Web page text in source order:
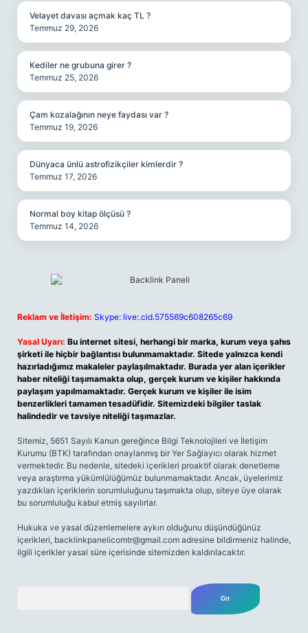
Velayet davası açmak kaç TL ?
Temmuz 29, 2026
Kediler ne grubuna girer ?
Temmuz 25, 2026
Çam kozalağının neye faydası var ?
Temmuz 19, 2026
Dünyaca ünlü astrofizikçiler kimlerdir ?
Temmuz 17, 2026
Normal boy kitap ölçüsü ?
Temmuz 14, 2026
Reklam ve İletişim: Skype: live:.cid.575569c608265c69
Yasal Uyarı: Bu internet sitesi, herhangi bir marka, kurum veya şahıs
şirketi ile hiçbir bağlantısı bulunmamaktadır. Sitede yalnızca kendi
hazırladığımız makaleler paylaşılmaktadır. Burada yer alan içerikler
haber niteliği taşımamakta olup, gerçek kurum ve kişiler hakkında
paylaşım yapılmamaktadır. Gerçek kurum ve kişiler ile isim
benzerlikleri tamamen tesadüfidir. Sitemizdeki bilgiler taslak
halindedir ve tavsiye niteliği taşımazlar.
Sitemiz, 5651 Sayılı Kanun gereğince Bilgi Teknolojileri ve İletişim
Kurumu (BTK) tarafından onaylanmış bir Yer Sağlayıcı olarak hizmet
vermektedir. Bu nedenle, sitedeki içerikleri proaktif olarak denetleme
veya araştırma yükümlülüğümüz bulunmamaktadır. Ancak, üyelerimiz
yazdıkları içeriklerin sorumluluğunu taşımakta olup, siteye üye olarak
bu sorumluluğu kabul etmiş sayılırlar.
Hukuka ve yasal düzenlemelere aykırı olduğunu düşündüğünüz
içerikleri, backlinkpanelicomtr@gmail.com adresine bildirmeniz halinde,
ilgili içerikler yasal süre içerisinde sitemizden kaldırılacaktır.